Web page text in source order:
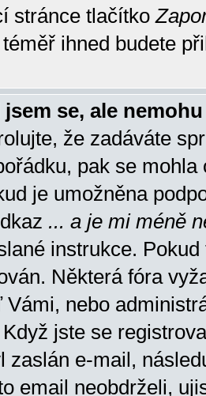
stránce tlačítko
ihned budete
se, ale
že zadáváte
pak se
je umožněna
... a je mi méně
instrukce.
Některá fóra
nebo
jste se
zaslán e-mail,
email neobdrželi,